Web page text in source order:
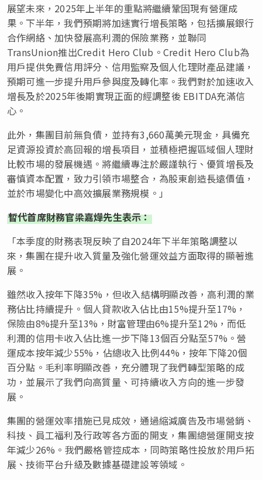
展望未來，2025年上半年的重點將繼續鞏固現有營運成
果。下半年，我們預期將加速實行增長策略，包括擴展銀行
合作網絡、加快發展高利潤的保險業務，並聯同
TransUnion推出Credit Hero Club。Credit Hero Club為
用戶提供免費信用評分、信用監察及個人化理財產品建議，
預期可進一步提升用戶參與度及轉化率。我們對於加速收入
增長及於2025年後期實現正面的經調整後 EBITDA充滿信
心。
此外，集團目前無負債，並持有3,660萬美元現金，具備充
足資源投資於高回報的增長項目，並積極把握區域個人理財
比較市場的發展機遇。將繼續專注於嚴謹執行、優質增長及
審慎資本配置，致力引領市場整合，為股東創造長遠價值，
並於市場變化中高效擴展業務規模。」
暫代首席財務官梁嘉燁先生表示：
「本季度的財務表現反映了自2024年下半年策略調整以
來，集團在提升收入質量及強化營運效益方面取得的顯著進
展。
雖然收入按年下降35%，但收入結構明顯改善，高利潤的業
務佔比持續提升。個人貸款收入佔比由15%提升至17%，
保險由8%提升至13%，財富管理由6%提升至12%，而低
利潤的信用卡收入佔比進一步下降13個百分點至57%。營
運成本按年減少55%，佔總收入比例44%，按年下降20個
百分點。毛利率明顯改善，充分體現了我們轉型策略的成
功，並展示了我們向高質量、可持續收入方向的進一步發
展。
集團的營運效率措施已見成效，通過縮減廣告及市場營銷、
科技、員工福利及行政等各方面的開支，集團總營運開支按
年減少26%。我們嚴格管控成本，同時策略性投放於用戶拓
展、技術平台升級及數據基礎建設等領域。